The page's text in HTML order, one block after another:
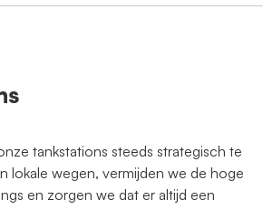
tankstations steeds strategisch te
lokale wegen, vermijden we de hoge
en zorgen we dat er altijd een